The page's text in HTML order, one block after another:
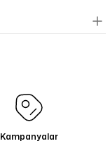
Kampanyalar